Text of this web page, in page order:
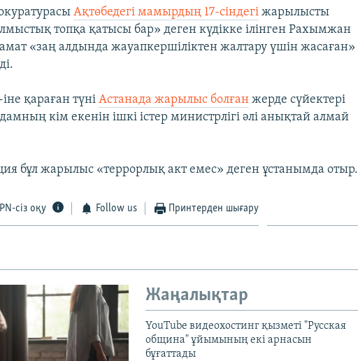
Ақтөбедегі мамырдың 17-сіндегі жарылысты
топқа қатысы бар» деген күдікке ілінген Рахымжан
«заң алдында жауапкершіліктен жалтару үшін жасаған»
қараған түніАстанада жарылыс болған жерде сүйектері
кім екенін ішкі істер министрлігі әлі анықтай алмай
бұл жарылыс «террорлық акт емес» деген ұстанымда отыр.
сіз оқу Follow us Принтерден шығару
Жаңалықтар
YouTube видеохостинг қызметі "Русская
община" ұйымының екі арнасын
бұғаттады